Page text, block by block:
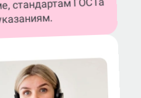
стандартам ГОСТа